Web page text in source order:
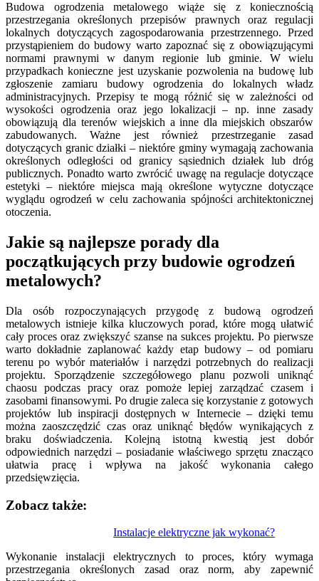
Budowa ogrodzenia metalowego wiąże się z koniecznością
przestrzegania określonych przepisów prawnych oraz regulacji
lokalnych dotyczących zagospodarowania przestrzennego. Przed
przystąpieniem do budowy warto zapoznać się z obowiązującymi
normami prawnymi w danym regionie lub gminie. W wielu
przypadkach konieczne jest uzyskanie pozwolenia na budowę lub
zgłoszenie zamiaru budowy ogrodzenia do lokalnych władz
administracyjnych. Przepisy te mogą różnić się w zależności od
wysokości ogrodzenia oraz jego lokalizacji – np. inne zasady
obowiązują dla terenów wiejskich a inne dla miejskich obszarów
zabudowanych. Ważne jest również przestrzeganie zasad
dotyczących granic działki – niektóre gminy wymagają zachowania
określonych odległości od granicy sąsiednich działek lub dróg
publicznych. Ponadto warto zwrócić uwagę na regulacje dotyczące
estetyki – niektóre miejsca mają określone wytyczne dotyczące
wyglądu ogrodzeń w celu zachowania spójności architektonicznej
otoczenia.
Jakie są najlepsze porady dla
początkujących przy budowie ogrodzeń
metalowych?
Dla osób rozpoczynających przygodę z budową ogrodzeń
metalowych istnieje kilka kluczowych porad, które mogą ułatwić
cały proces oraz zwiększyć szanse na sukces projektu. Po pierwsze
warto dokładnie zaplanować każdy etap budowy – od pomiaru
terenu po wybór materiałów i narzędzi potrzebnych do realizacji
projektu. Sporządzenie szczegółowego planu pozwoli uniknąć
chaosu podczas pracy oraz pomoże lepiej zarządzać czasem i
zasobami finansowymi. Po drugie zaleca się korzystanie z gotowych
projektów lub inspiracji dostępnych w Internecie – dzięki temu
można zaoszczędzić czas oraz uniknąć błędów wynikających z
braku doświadczenia. Kolejną istotną kwestią jest dobór
odpowiednich narzędzi – posiadanie właściwego sprzętu znacząco
ułatwia pracę i wpływa na jakość wykonania całego
przedsięwzięcia.
Zobacz także:
Instalacje elektryczne jak wykonać?
Wykonanie instalacji elektrycznych to proces, który wymaga
przestrzegania określonych zasad oraz norm, aby zapewnić
wpisu